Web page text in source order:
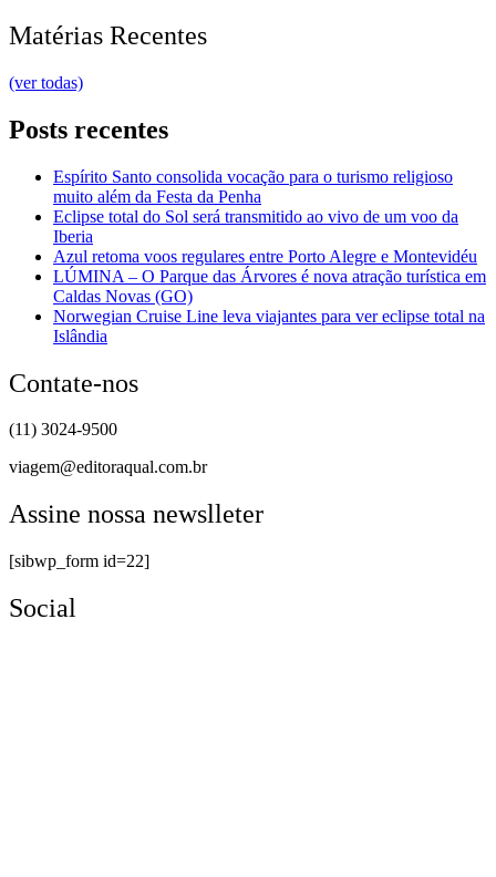
Matérias Recentes
(ver todas)
Posts recentes
Espírito Santo consolida vocação para o turismo religioso
muito além da Festa da Penha
Eclipse total do Sol será transmitido ao vivo de um voo da
Iberia
Azul retoma voos regulares entre Porto Alegre e Montevidéu
LÚMINA – O Parque das Árvores é nova atração turística em
Caldas Novas (GO)
Norwegian Cruise Line leva viajantes para ver eclipse total na
Islândia
Contate-nos
(11) 3024-9500
viagem@editoraqual.com.br
Assine nossa newslleter
[sibwp_form id=22]
Social